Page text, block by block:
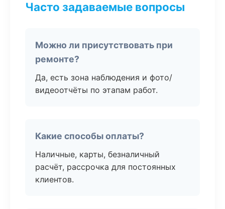
Часто задаваемые вопросы
Можно ли присутствовать при
ремонте?
Да, есть зона наблюдения и фото/
видеоотчёты по этапам работ.
Какие способы оплаты?
Наличные, карты, безналичный
расчёт, рассрочка для постоянных
клиентов.